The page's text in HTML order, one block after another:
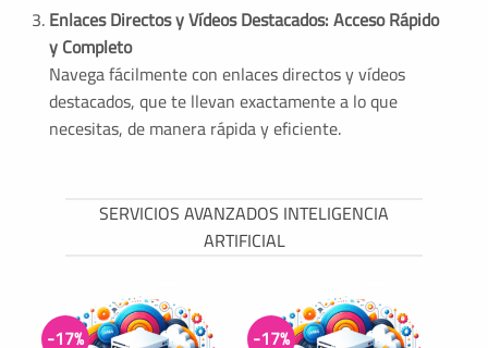
Enlaces Directos y Vídeos Destacados: Acceso Rápido
y Completo
Navega fácilmente con enlaces directos y vídeos
destacados, que te llevan exactamente a lo que
necesitas, de manera rápida y eficiente.
SERVICIOS AVANZADOS INTELIGENCIA
ARTIFICIAL
-17% -17%